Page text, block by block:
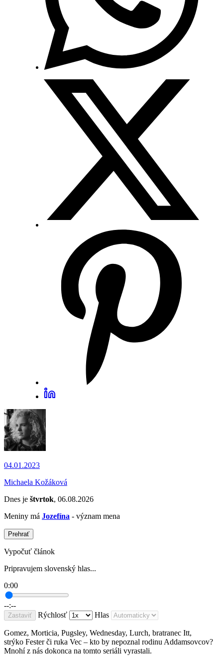
04.01.2023
Michaela Kožáková
Dnes je štvrtok, 06.08.2026
Meniny má Jozefína - význam mena
Prehrať
Vypočuť článok
Pripravujem slovenský hlas...
0:00
--:--
Zastaviť Rýchlosť Hlas
Gomez, Morticia, Pugsley, Wednesday, Lurch, bratranec Itt,
strýko Fester či ruka Vec – kto by nepoznal rodinu Addamsovcov?
Mnohí z nás dokonca na tomto seriáli vyrastali.